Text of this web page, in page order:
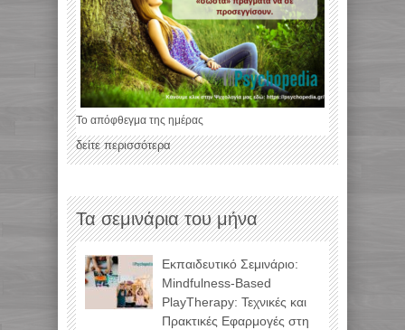
Το απόφθεγμα της ημέρας
δείτε περισσότερα
Τα σεμινάρια του μήνα
Εκπαιδευτικό Σεμινάριο:
Mindfulness-Based
PlayTherapy: Τεχνικές και
Πρακτικές Εφαρμογές στη